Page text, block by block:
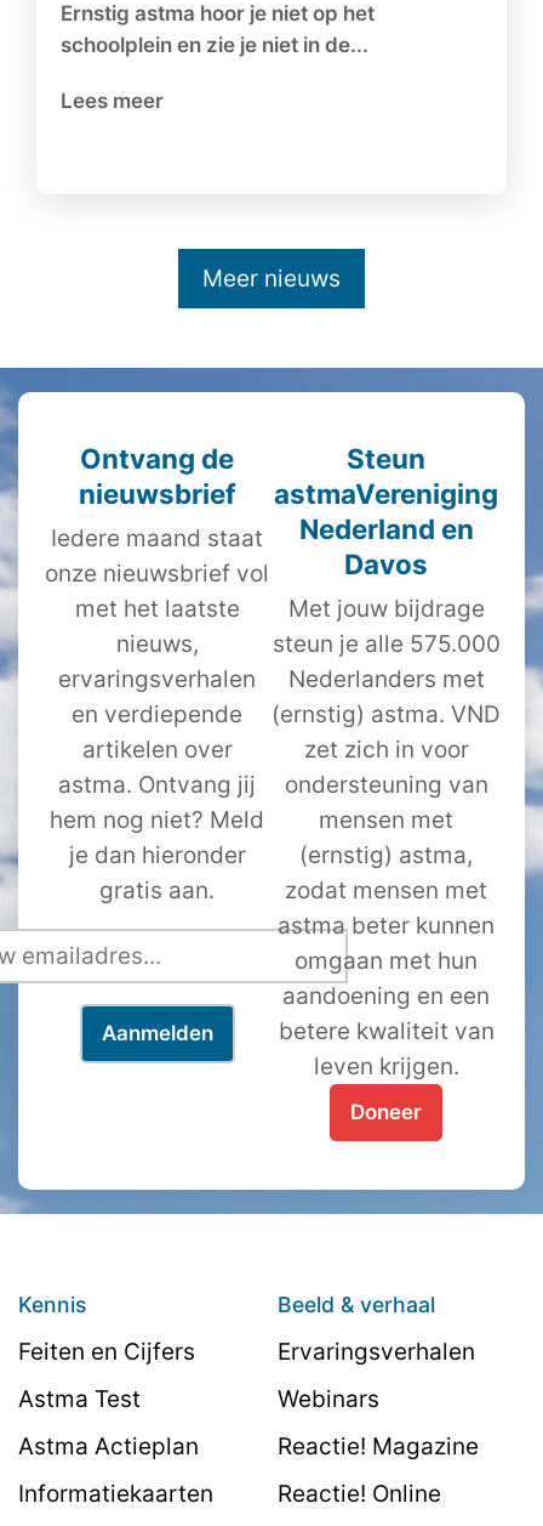
Ernstig astma hoor je niet op het
schoolplein en zie je niet in de...
Lees meer
Meer nieuws
Ontvang de
nieuwsbrief
Iedere maand staat
onze nieuwsbrief vol
met het laatste
nieuws,
ervaringsverhalen
en verdiepende
artikelen over
astma. Ontvang jij
hem nog niet? Meld
je dan hieronder
gratis aan.
Steun
astmaVereniging
Nederland en
Davos
Met jouw bijdrage
steun je alle 575.000
Nederlanders met
(ernstig) astma. VND
zet zich in voor
ondersteuning van
mensen met
(ernstig) astma,
zodat mensen met
astma beter kunnen
omgaan met hun
aandoening en een
betere kwaliteit van
leven krijgen.
Doneer
Kennis
Feiten en Cijfers
Astma Test
Astma Actieplan
Informatiekaarten
Beeld & verhaal
Ervaringsverhalen
Webinars
Reactie! Magazine
Reactie! Online